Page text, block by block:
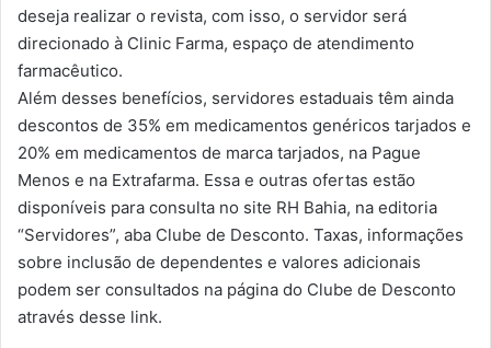
deseja realizar o revista, com isso, o servidor será
direcionado à Clinic Farma, espaço de atendimento
farmacêutico.
Além desses benefícios, servidores estaduais têm ainda
descontos de 35% em medicamentos genéricos tarjados e
20% em medicamentos de marca tarjados, na Pague
Menos e na Extrafarma. Essa e outras ofertas estão
disponíveis para consulta no site RH Bahia, na editoria
“Servidores”, aba Clube de Desconto. Taxas, informações
sobre inclusão de dependentes e valores adicionais
podem ser consultados na página do Clube de Desconto
através desse link.